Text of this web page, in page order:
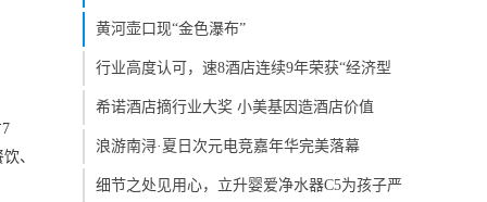
、
黄河壶口现“金色瀑布”
行业高度认可，速8酒店连续9年荣获“经济型
希诺酒店摘行业大奖 小美基因造酒店价值
浪游南浔·夏日次元电竞嘉年华完美落幕
细节之处见用心，立升婴爱净水器C5为孩子严